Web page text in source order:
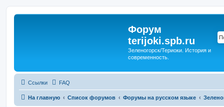
Форум
terijoki.spb.ru
Зеленогорск/Териоки. История и
современность.
Ссылки FAQ
На главную Список форумов Форумы на русском языке